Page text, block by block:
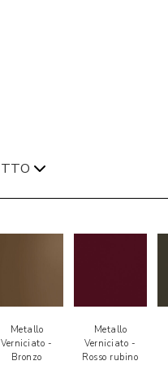
Metallo
Verniciato -
Bronzo
Metallo
Verniciato -
Rosso rubino